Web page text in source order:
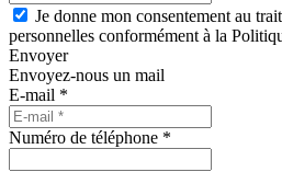
Je donne mon consentement au
personnelles conformément à la
Envoyer
Envoyez-nous un mail
E-mail *
Numéro de téléphone *